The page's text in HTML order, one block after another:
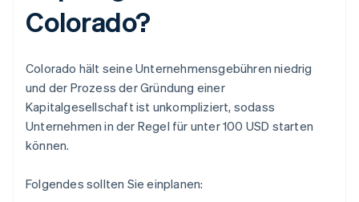
Colorado?
Colorado hält seine Unternehmensgebühren niedrig
und der Prozess der Gründung einer
Kapitalgesellschaft ist unkompliziert, sodass
Unternehmen in der Regel für unter 100 USD starten
können.
Folgendes sollten Sie einplanen: